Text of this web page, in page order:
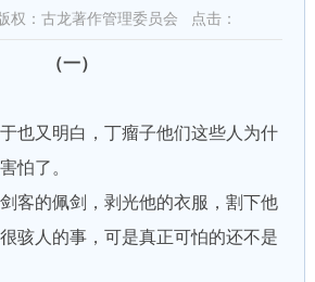
权：古龙著作管理委员会 点击：
（一）
又明白，丁瘤子他们这些人为什
怕了。
的佩剑，剥光他的衣服，割下他
骇人的事，可是真正可怕的还不是